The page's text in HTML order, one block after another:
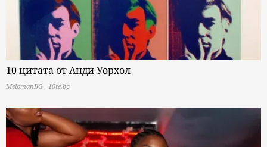
10 цитата от Анди Уорхол
MelomanBG - 10te.bg